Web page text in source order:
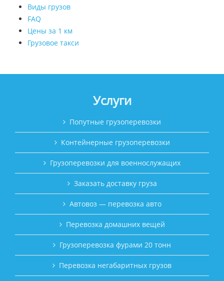
Виды грузов
FAQ
Цены за 1 км
Грузовое такси
Услуги
Попутные грузоперевозки
Контейнерные грузоперевозки
Грузоперевозки для военнослужащих
Заказать доставку груза
Автовоз — перевозка авто
Перевозка домашних вещей
Грузоперевозка фурами 20 тонн
Перевозка негабаритных грузов